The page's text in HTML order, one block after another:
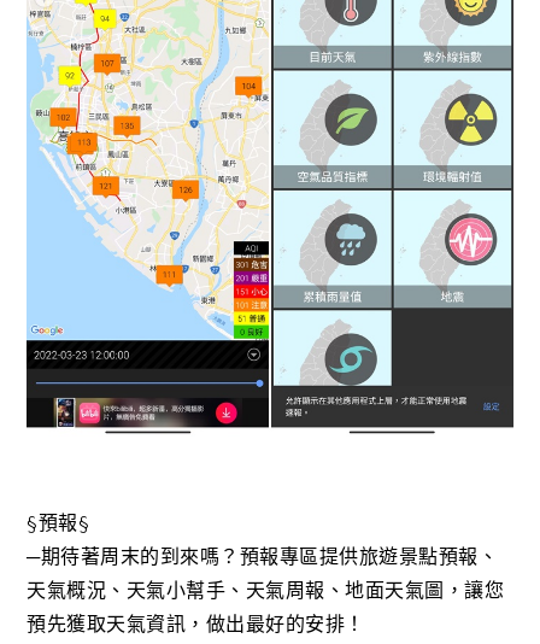
§預報§
─期待著周末的到來嗎？預報專區提供旅遊景點預報、
天氣概況、天氣小幫手、天氣周報、地面天氣圖，讓您
預先獲取天氣資訊，做出最好的安排！